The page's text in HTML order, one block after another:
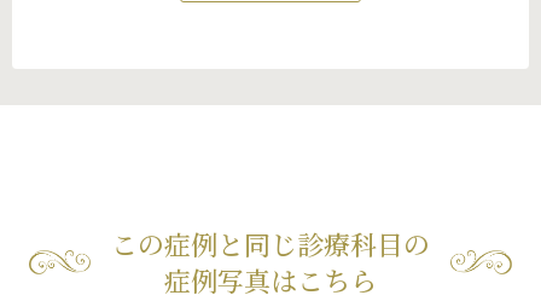
この症例と同じ診療科目の
症例写真はこちら